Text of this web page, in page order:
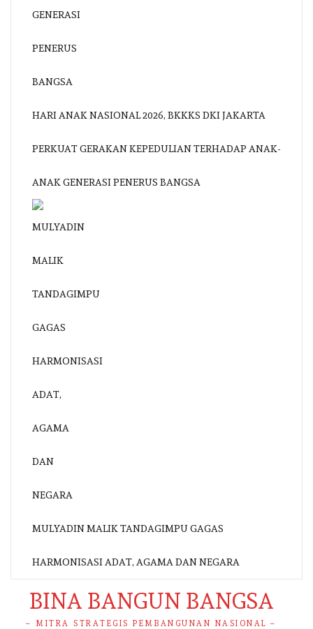
HARI ANAK NASIONAL 2026, BKKKS DKI JAKARTA
PERKUAT GERAKAN KEPEDULIAN TERHADAP ANAK-
ANAK GENERASI PENERUS BANGSA
MULYADIN MALIK TANDAGIMPU GAGAS
HARMONISASI ADAT, AGAMA DAN NEGARA
BINA BANGUN BANGSA
– MITRA STRATEGIS PEMBANGUNAN NASIONAL –